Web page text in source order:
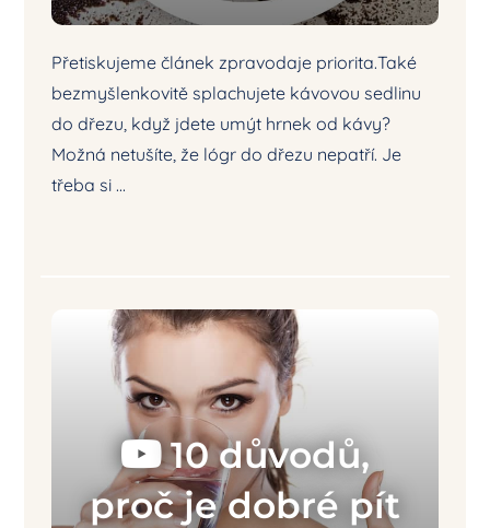
Přetiskujeme článek zpravodaje priorita.Také
bezmyšlenkovitě splachujete kávovou sedlinu
do dřezu, když jdete umýt hrnek od kávy?
Možná netušíte, že lógr do dřezu nepatří. Je
třeba si ...
10 důvodů,
proč je dobré pít